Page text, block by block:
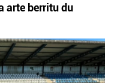
arte berritu du